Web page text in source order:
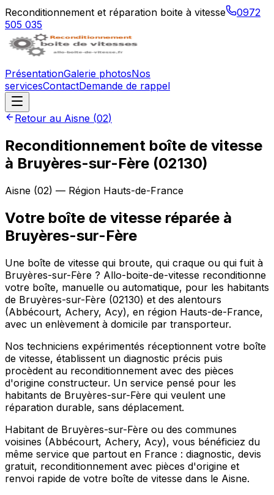
Reconditionnement et réparation boite à vitesse
0972
505 035
PrésentationGalerie photosNos
servicesContactDemande de rappel
Retour au Aisne (02)
Reconditionnement boîte de vitesse
à Bruyères-sur-Fère (02130)
Aisne (02) — Région Hauts-de-France
Votre boîte de vitesse réparée à
Bruyères-sur-Fère
Une boîte de vitesse qui broute, qui craque ou qui fuit à
Bruyères-sur-Fère ? Allo-boite-de-vitesse reconditionne
votre boîte, manuelle ou automatique, pour les habitants
de Bruyères-sur-Fère (02130) et des alentours
(Abbécourt, Achery, Acy), en région Hauts-de-France,
avec un enlèvement à domicile par transporteur.
Nos techniciens expérimentés réceptionnent votre boîte
de vitesse, établissent un diagnostic précis puis
procèdent au reconditionnement avec des pièces
d'origine constructeur. Un service pensé pour les
habitants de Bruyères-sur-Fère qui veulent une
réparation durable, sans déplacement.
Habitant de Bruyères-sur-Fère ou des communes
voisines (Abbécourt, Achery, Acy), vous bénéficiez du
même service que partout en France : diagnostic, devis
gratuit, reconditionnement avec pièces d'origine et
renvoi rapide de votre boîte de vitesse dans le Aisne.